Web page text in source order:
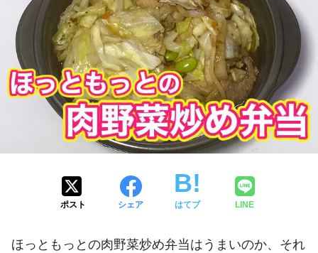
ポスト シェア はてブ LINE
ほっともっとの肉野菜炒め弁当はうまいのか、それ